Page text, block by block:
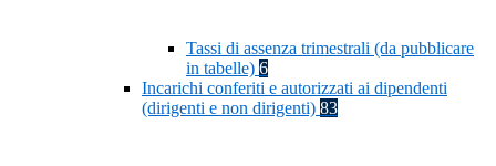
Tassi di assenza trimestrali (da pubblicare
in tabelle) 6
Incarichi conferiti e autorizzati ai dipendenti
(dirigenti e non dirigenti) 83